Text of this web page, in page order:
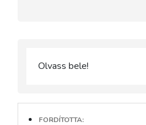
Olvass bele!
FORDÍTOTTA: